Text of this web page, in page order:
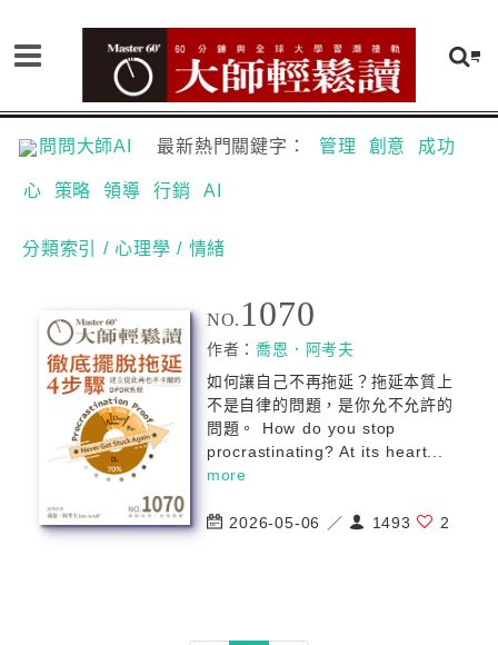
問問大師AI 最新熱門關鍵字： 管理 創意 成功
心 策略 領導 行銷 AI
分類索引 / 心理學 / 情緒
NO. 1070
作者：喬恩．阿考夫
如何讓自己不再拖延？拖延本質上
不是自律的問題，是你允不允許的
問題。 How do you stop
procrastinating? At its heart...
more
2026-05-06 ／ 1493 2